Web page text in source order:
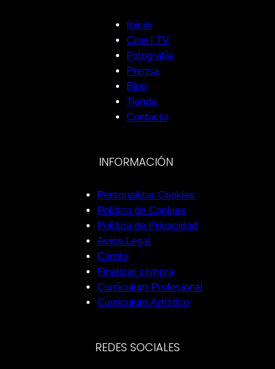
Inicio
Cine | TV
Fotografía
Prensa
Blog
Tienda
Contacto
INFORMACIÓN
Personalizar Cookies
Política de Cookies
Política de Privacidad
Aviso Legal
Carrito
Finalizar compra
Currículum Profesional
Currículum Artístico
REDES SOCIALES